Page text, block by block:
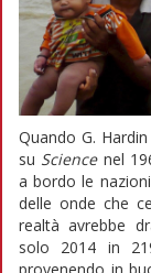
Quando G. Hardin
su Sciencenel
a bordo le
delle onde che
realtà avrebbe
solo 2014 in